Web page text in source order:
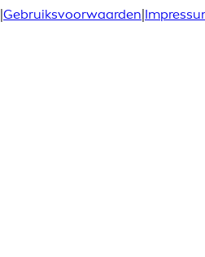
|Gebruiksvoorwaarden|